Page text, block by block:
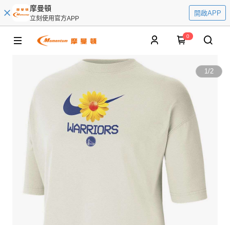
摩曼頓
立刻使用官方APP
開啟APP
0
1/2